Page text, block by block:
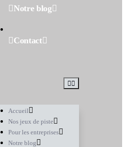
Notre blog
Contact
Accueil
Nos jeux de piste
Pour les entreprises
Notre blog